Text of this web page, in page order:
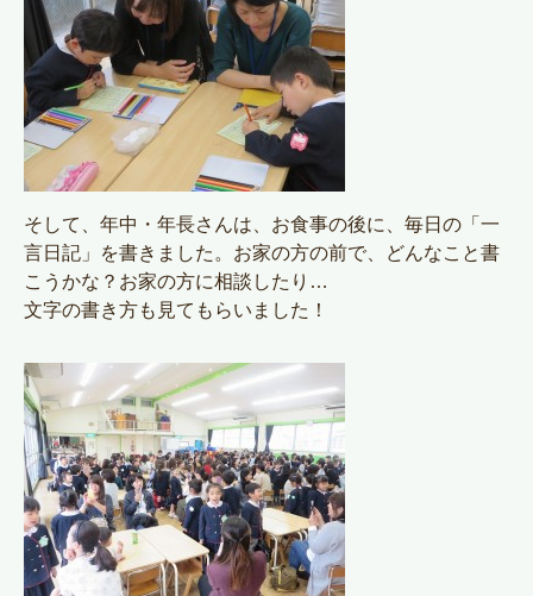
そして、年中・年長さんは、お食事の後に、毎日の「一
言日記」を書きました。お家の方の前で、どんなこと書
こうかな？お家の方に相談したり…
文字の書き方も見てもらいました！